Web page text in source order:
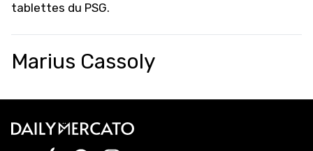
tablettes du PSG.
Marius Cassoly